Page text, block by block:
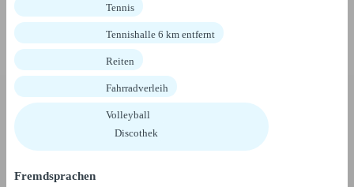
Tennis
Tennishalle 6 km entfernt
Reiten
Fahrradverleih
Volleyball
Discothek
Fremdsprachen